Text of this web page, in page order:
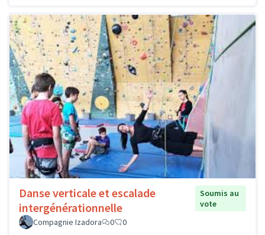
Danse verticale et escalade
intergénérationnelle
Soumis au
vote
Compagnie Izadora
0 0